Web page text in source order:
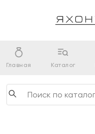
Главная Каталог